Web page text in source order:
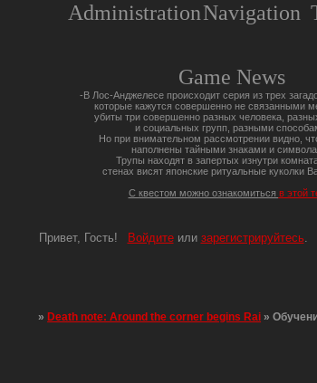
AdministrationNavigation
Game News
-В Лос-Анджелесе происходит серия из трех
которые кажутся совершенно не связанными
убиты три совершенно разных человека,
и социальных групп, разными
Но при внимательном рассмотрении видно,
наполнены тайными знаками и
Трупы находят в запертых изнутри
стенах висят японские ритуальные куколки
С квестом можно ознакомиться в этой
Привет, Гость! Войдитеили зарегистрируйтесь.
»Death note: Around the corner begins Rai »